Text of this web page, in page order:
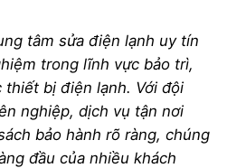
tâm sửa điện lạnh uy tín
trong lĩnh vực bảo trì,
thiết bị điện lạnh. Với đội
nghiệp, dịch vụ tận nơi
bảo hành rõ ràng, chúng
đầu của nhiều khách